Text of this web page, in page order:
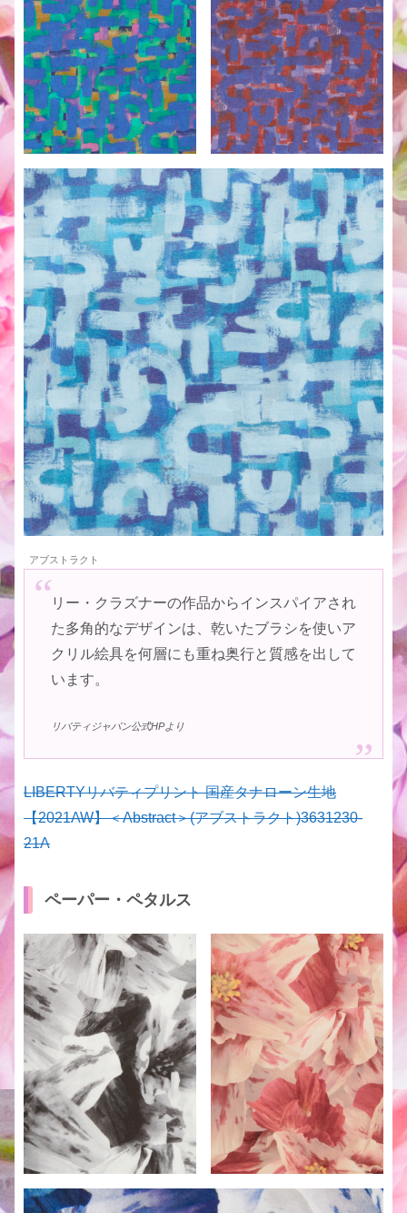
アブストラクト
リー・クラズナーの作品からインスパイアされ
た多角的なデザインは、乾いたブラシを使いア
クリル絵具を何層にも重ね奥行と質感を出して
います。
リバティジャパン公式HPより
LIBERTYリバティプリント 国産タナローン生地
【2021AW】＜Abstract＞(アブストラクト)3631230-
21A
ペーパー・ペタルス